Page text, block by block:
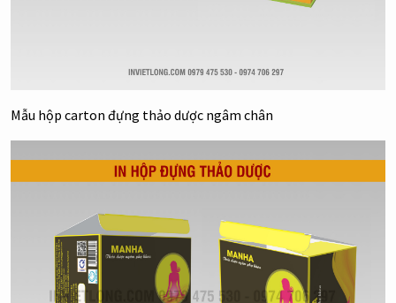
Mẫu hộp carton đựng thảo dược ngâm chân